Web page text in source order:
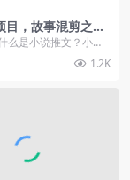
目，故事混剪之手
么是小说推文？小说
小说内容为核心，在
作和推...
1.2K